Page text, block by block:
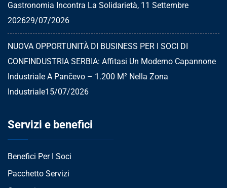
Gastronomia Incontra La Solidarietà, 11 Settembre
202629/07/2026
NUOVA OPPORTUNITÀ DI BUSINESS PER I SOCI DI
CONFINDUSTRIA SERBIA: Affitasi Un Moderno Capannone
Industriale A Pančevo – 1.200 M² Nella Zona
Industriale15/07/2026
Servizi e benefici
Benefici Per I Soci
Pacchetto Servizi